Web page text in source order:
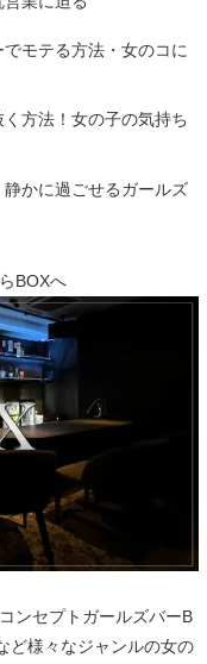
モテる方法・女のコに
方法！女の子の気持ち
かに過ごせるガールズ
BOXへ
ンセプトガールズバーB
ど様々なジャンルの女の